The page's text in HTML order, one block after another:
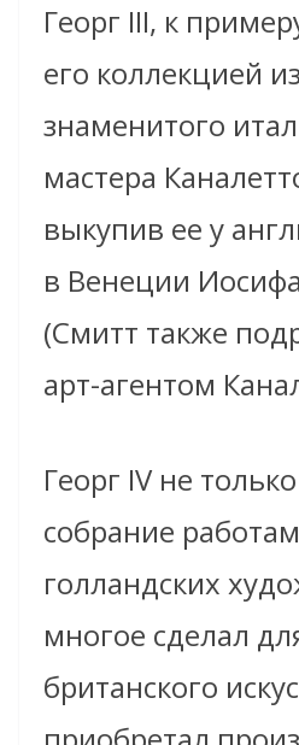
Георг III, к
его коллекцией
знаменитого
мастера
выкупив ее у
в Венеции
(Смитт также
арт-агентом
Георг IV не
собрание
голландских
многое сделал
британского